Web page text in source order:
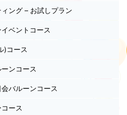
ング – お試しプラン
ベントコース
)コース
ンコース
バルーンコース
ース